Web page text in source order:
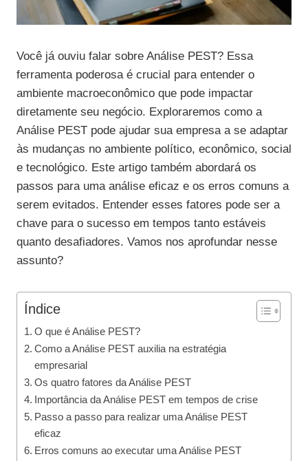
Você já ouviu falar sobre Análise PEST? Essa
ferramenta poderosa é crucial para entender o
ambiente macroeconômico que pode impactar
diretamente seu negócio. Exploraremos como a
Análise PEST pode ajudar sua empresa a se adaptar
às mudanças no ambiente político, econômico, social
e tecnológico. Este artigo também abordará os
passos para uma análise eficaz e os erros comuns a
serem evitados. Entender esses fatores pode ser a
chave para o sucesso em tempos tanto estáveis
quanto desafiadores. Vamos nos aprofundar nesse
assunto?
Índice
O que é Análise PEST?
Como a Análise PEST auxilia na estratégia
empresarial
Os quatro fatores da Análise PEST
Importância da Análise PEST em tempos de crise
Passo a passo para realizar uma Análise PEST
eficaz
Erros comuns ao executar uma Análise PEST